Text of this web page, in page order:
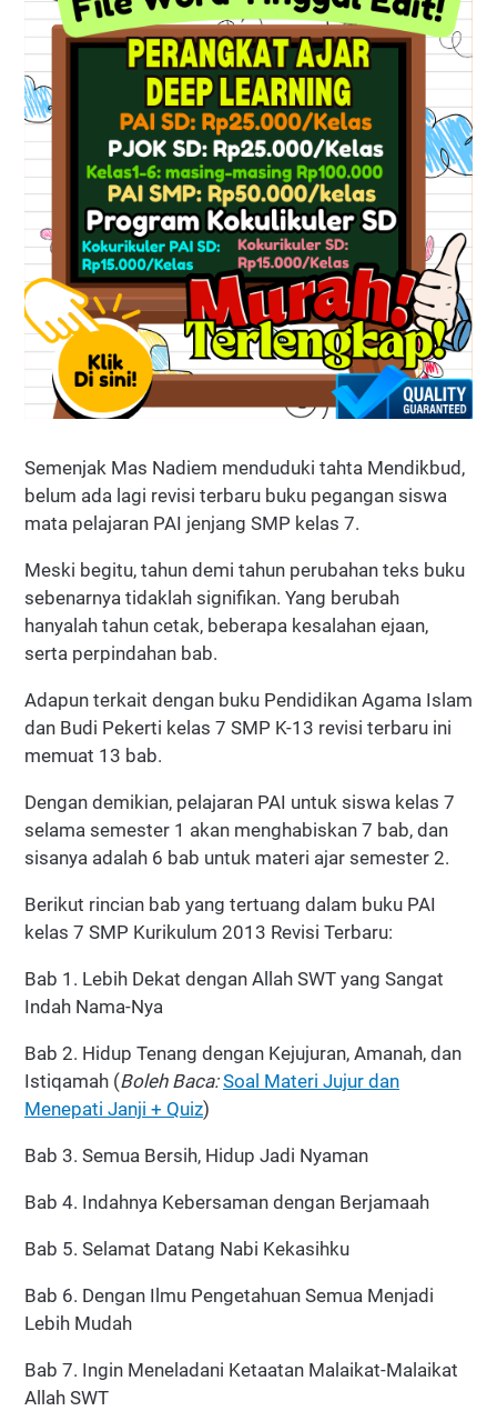
Semenjak Mas Nadiem menduduki tahta Mendikbud,
belum ada lagi revisi terbaru buku pegangan siswa
mata pelajaran PAI jenjang SMP kelas 7.
Meski begitu, tahun demi tahun perubahan teks buku
sebenarnya tidaklah signifikan. Yang berubah
hanyalah tahun cetak, beberapa kesalahan ejaan,
serta perpindahan bab.
Adapun terkait dengan buku Pendidikan Agama Islam
dan Budi Pekerti kelas 7 SMP K-13 revisi terbaru ini
memuat 13 bab.
Dengan demikian, pelajaran PAI untuk siswa kelas 7
selama semester 1 akan menghabiskan 7 bab, dan
sisanya adalah 6 bab untuk materi ajar semester 2.
Berikut rincian bab yang tertuang dalam buku PAI
kelas 7 SMP Kurikulum 2013 Revisi Terbaru:
Bab 1. Lebih Dekat dengan Allah SWT yang Sangat
Indah Nama-Nya
Bab 2. Hidup Tenang dengan Kejujuran, Amanah, dan
Istiqamah (Boleh Baca: Soal Materi Jujur dan
Menepati Janji + Quiz)
Bab 3. Semua Bersih, Hidup Jadi Nyaman
Bab 4. Indahnya Kebersaman dengan Berjamaah
Bab 5. Selamat Datang Nabi Kekasihku
Bab 6. Dengan Ilmu Pengetahuan Semua Menjadi
Lebih Mudah
Bab 7. Ingin Meneladani Ketaatan Malaikat-Malaikat
Allah SWT